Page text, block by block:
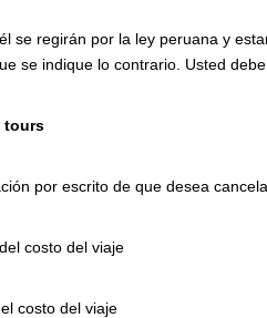
se regirán por la ley peruana y
se indique lo contrario. Usted
tours
por escrito de que desea
del costo del viaje
costo del viaje